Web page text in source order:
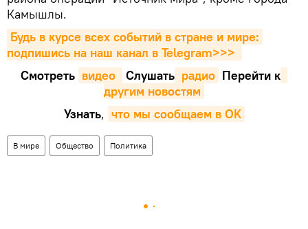
Камышлы.
Будь в курсе всех событий в стране и мире:
подпишись на наш канал в Telegram>>>
Смотреть видео Cлушать радио Перейти к
другим новостям
Узнать, что мы сообщаем в OK
В мире Общество Политика